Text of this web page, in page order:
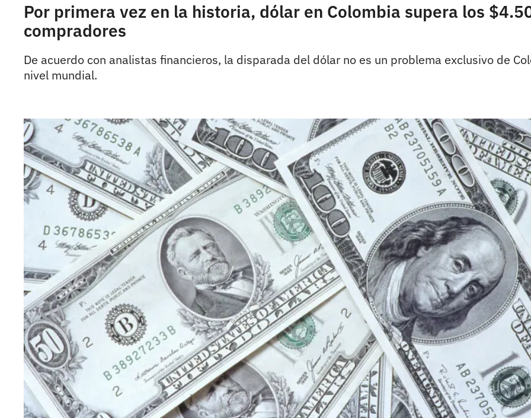
Por primera vez en la historia, dólar en Colombia supera los
compradores
De acuerdo con analistas financieros, la disparada del dólar no es un problema exclusivo de
nivel mundial.